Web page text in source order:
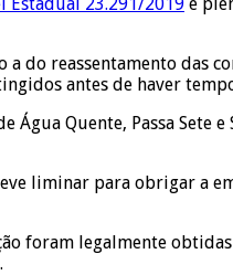
reassentamento das
antes de haver
Quente, Passa Sete e
liminar para obrigar a
foram legalmente